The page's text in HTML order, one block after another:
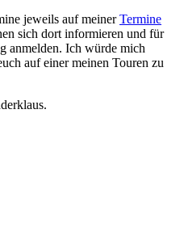
jeweils auf meinerTermine
sich dort informieren und für
anmelden. Ich würde mich
auf einer meinen Touren zu